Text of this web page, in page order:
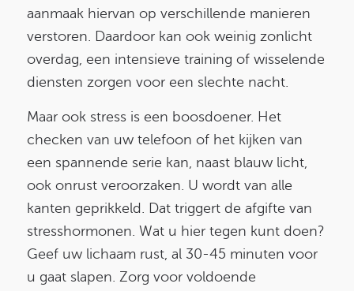
aanmaak hiervan op verschillende manieren
verstoren. Daardoor kan ook weinig zonlicht
overdag, een intensieve training of wisselende
diensten zorgen voor een slechte nacht.
Maar ook stress is een boosdoener. Het
checken van uw telefoon of het kijken van
een spannende serie kan, naast blauw licht,
ook onrust veroorzaken. U wordt van alle
kanten geprikkeld. Dat triggert de afgifte van
stresshormonen. Wat u hier tegen kunt doen?
Geef uw lichaam rust, al 30-45 minuten voor
u gaat slapen. Zorg voor voldoende